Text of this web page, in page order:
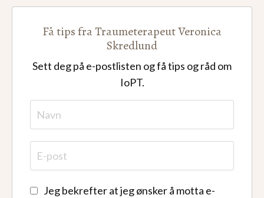
Få tips fra Traumeterapeut Veronica
Skredlund
Sett deg på e-postlisten og få tips og råd om
IoPT.
Jeg bekrefter at jeg ønsker å motta e-